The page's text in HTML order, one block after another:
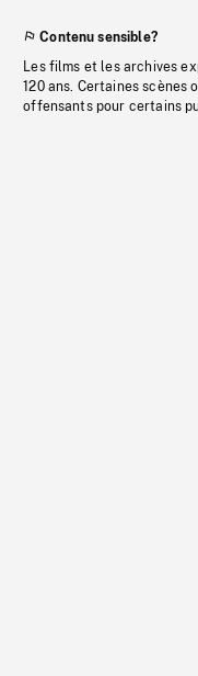
Contenu sensible?
Les films et les archives
120 ans. Certaines
offensants pour certains